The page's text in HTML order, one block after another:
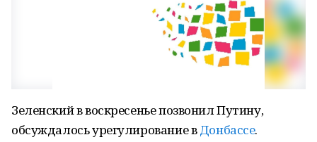
Зеленский в воскресенье позвонил Путину,
обсуждалось урегулирование вДонбассе.